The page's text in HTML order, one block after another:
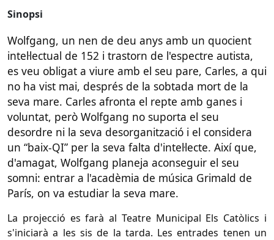
Sinopsi
Wolfgang, un nen de deu anys amb un quocient
intel·lectual de 152 i trastorn de l'espectre autista,
es veu obligat a viure amb el seu pare, Carles, a qui
no ha vist mai, després de la sobtada mort de la
seva mare. Carles afronta el repte amb ganes i
voluntat, però Wolfgang no suporta el seu
desordre ni la seva desorganització i el considera
un “baix-QI” per la seva falta d'intel·lecte. Així que,
d'amagat, Wolfgang planeja aconseguir el seu
somni: entrar a l'acadèmia de música Grimald de
París, on va estudiar la seva mare.
La projecció es farà al Teatre Municipal Els Catòlics i
s'iniciarà a les sis de la tarda. Les entrades tenen un